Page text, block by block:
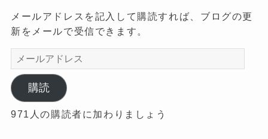
メールアドレスを記入して購読すれば、ブログの更
新をメールで受信できます。
メ
ー
ル
ア
ド
購読
971人の購読者に加わりましょう